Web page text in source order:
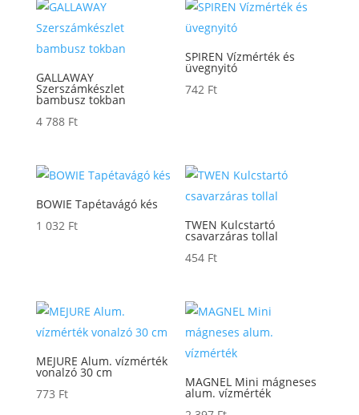
GALLAWAY
Szerszámkészlet
bambusz tokban
4 788 Ft
SPIREN Vízmérték és
üvegnyitó
742 Ft
BOWIE Tapétavágó kés
1 032 Ft TWEN Kulcstartó
csavarzáras tollal
454 Ft
MEJURE Alum. vízmérték
vonalzó 30 cm
773 Ft
MAGNEL Mini mágneses
alum. vízmérték